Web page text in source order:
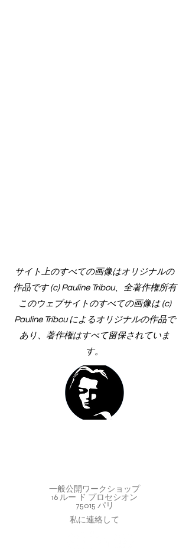
サイト上のすべての画像はオリジナルの
作品です (c) Pauline Tribou、全著作権所有
このウェブサイトのすべての画像は (c)
Pauline Tribou によるオリジナルの作品で
あり、著作権はすべて留保されていま
す。
一般公開ワークショップ
16 ルー ド プロセシオン
75015 パリ
私に連絡して